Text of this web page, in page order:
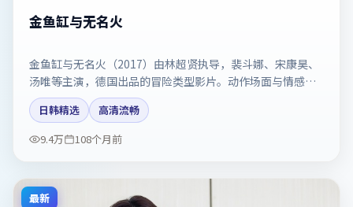
金鱼缸与无名火
金鱼缸与无名火（2017）由林超贤执导，裴斗娜、宋康昊、
汤唯等主演，德国出品的冒险类型影片。动作场面与情感戏
比例拿捏得当。剧情简介与主创信息可供检索参考，上映日
期以片方资料为准。
日韩精选
高清流畅
9.4万
108个月前
最新